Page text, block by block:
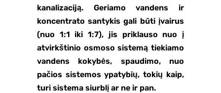
kanalizaciją. Geriamo vandens ir
koncentrato santykis gali būti įvairus
(nuo 1:1 iki 1:7), jis priklauso nuo į
atvirkštinio osmoso sistemą tiekiamo
vandens kokybės, spaudimo, nuo
pačios sistemos ypatybių, tokių kaip,
turi sistema siurblį ar ne ir pan.